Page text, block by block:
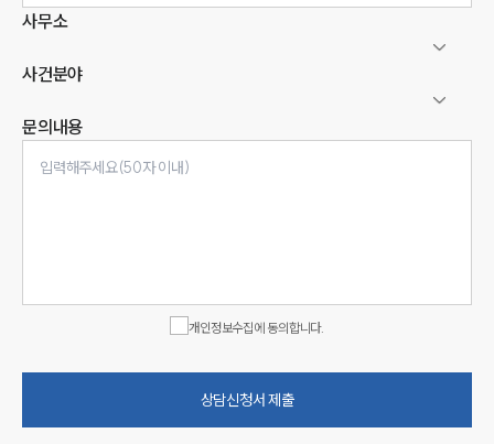
사무소
사건분야
문의내용
개인정보수집에 동의합니다.
상담신청서 제출